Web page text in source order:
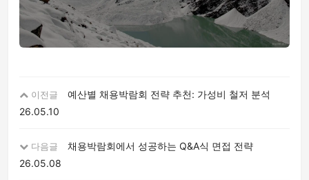
이전글
예산별 채용박람회 전략 추천: 가성비 철저 분석
26.05.10
다음글
채용박람회에서 성공하는 Q&A식 면접 전략
26.05.08